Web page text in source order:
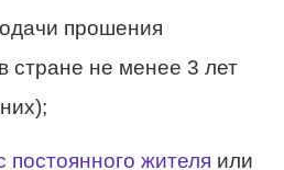
прошения
стране не менее 3 лет
постоянного жителя или